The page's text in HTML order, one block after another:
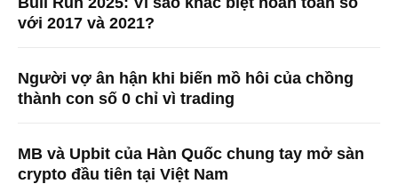
với 2017 và 2021?
Người vợ ân hận khi biến mồ hôi của chồng
thành con số 0 chỉ vì trading
MB và Upbit của Hàn Quốc chung tay mở sàn
crypto đầu tiên tại Việt Nam